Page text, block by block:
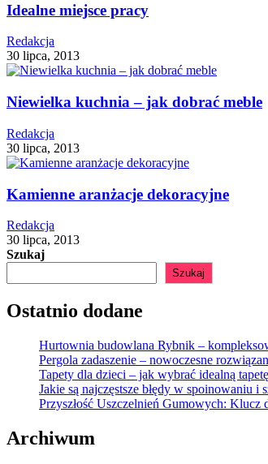
Idealne miejsce pracy
Redakcja
30 lipca, 2013
Niewielka kuchnia – jak dobrać meble
Redakcja
30 lipca, 2013
Kamienne aranżacje dekoracyjne
Redakcja
30 lipca, 2013
Szukaj
Szukaj
Ostatnio dodane
Hurtownia budowlana Rybnik –
Pergola zadaszenie – nowoczesne
Tapety dla dzieci – jak wybrać idealną
Jakie są najczęstsze błędy w spoinowaniu i
Przyszłość Uszczelnień Gumowych:
Archiwum